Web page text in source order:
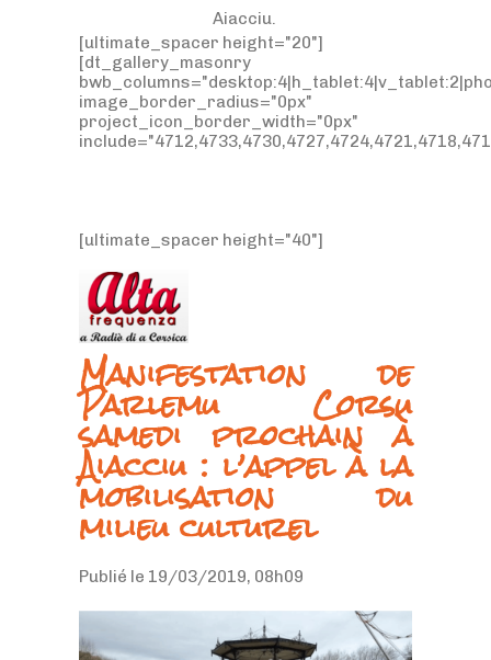
Aiacciu.
[ultimate_spacer height="20"]
[dt_gallery_masonry
image_border_radius="0px"
project_icon_border_width="0px"
[ultimate_spacer height="40"]
Manifestation de
Parlemu Corsu
samedi prochain à
Aiacciu : l’appel à la
mobilisation du
milieu culturel
Publié le 19/03/2019, 08h09